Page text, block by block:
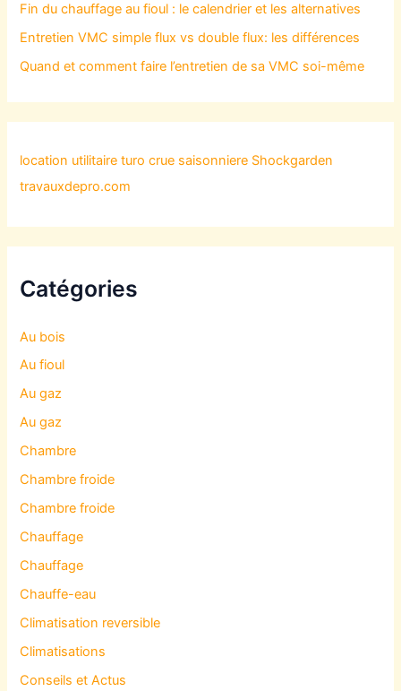
Fin du chauffage au fioul : le calendrier et les alternatives
Entretien VMC simple flux vs double flux: les différences
Quand et comment faire l’entretien de sa VMC soi-même
location utilitaire turo crue saisonniere Shockgarden
travauxdepro.com
Catégories
Au bois
Au fioul
Au gaz
Au gaz
Chambre
Chambre froide
Chambre froide
Chauffage
Chauffage
Chauffe-eau
Climatisation reversible
Climatisations
Conseils et Actus